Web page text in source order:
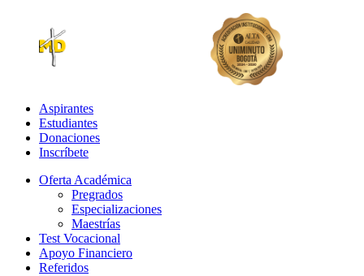
Aspirantes
Estudiantes
Donaciones
Inscríbete
Oferta Académica
Pregrados
Especializaciones
Maestrías
Test Vocacional
Apoyo Financiero
Referidos